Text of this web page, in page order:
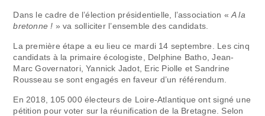
Dans le cadre de l’élection présidentielle, l’association «A la
bretonne ! » va solliciter l’ensemble des candidats.
La première étape a eu lieu ce mardi 14 septembre. Les cinq
candidats à la primaire écologiste, Delphine Batho, Jean-
Marc Governatori, Yannick Jadot, Eric Piolle et Sandrine
Rousseau se sont engagés en faveur d’un référendum.
En 2018, 105 000 électeurs de Loire-Atlantique ont signé une
pétition pour voter sur la réunification de la Bretagne. Selon